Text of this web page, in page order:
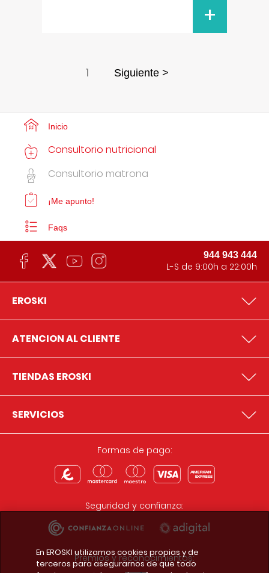
+
1 Siguiente >
Inicio
Consultorio nutricional
Consultorio matrona
¡Me apunto!
Faqs
944 943 444
L-S de 9:00h a 22:00h
EROSKI
ATENCION AL CLIENTE
TIENDAS EROSKI
SERVICIOS
Formas de pago:
Seguridad y confianza:
Premios y reconocimientos:
En EROSKI utilizamos cookies propias y de
terceros para asegurarnos de que todo